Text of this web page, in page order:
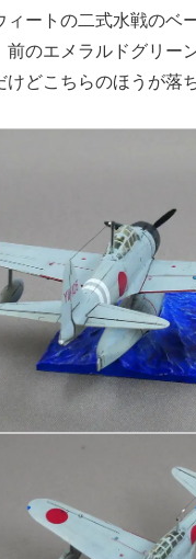
ィートの二式水戦のベ
前のエメラルドグリー
どこちらのほうが落